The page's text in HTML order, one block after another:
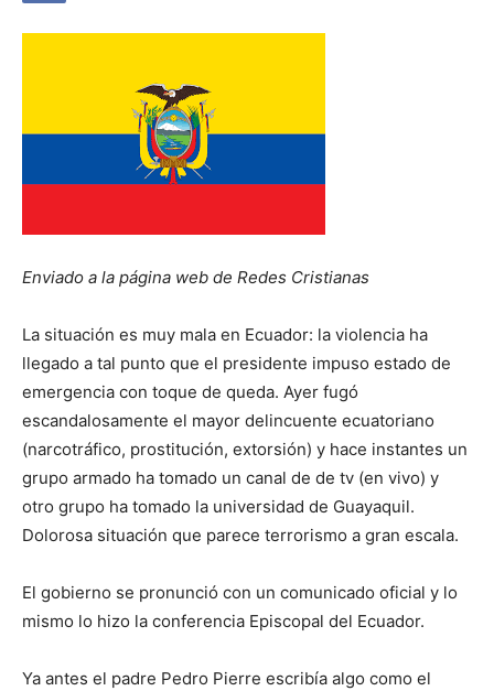
Enviado a la página web de Redes Cristianas
La situación es muy mala en Ecuador: la violencia ha
llegado a tal punto que el presidente impuso estado de
emergencia con toque de queda. Ayer fugó
escandalosamente el mayor delincuente ecuatoriano
(narcotráfico, prostitución, extorsión) y hace instantes un
grupo armado ha tomado un canal de de tv (en vivo) y
otro grupo ha tomado la universidad de Guayaquil.
Dolorosa situación que parece terrorismo a gran escala.
El gobierno se pronunció con un comunicado oficial y lo
mismo lo hizo la conferencia Episcopal del Ecuador.
Ya antes el padre Pedro Pierre escribía algo como el